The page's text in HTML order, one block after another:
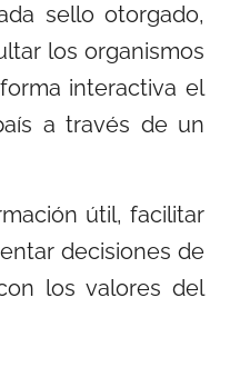
sello otorgado,
los organismos
interactiva el
a través de un
útil, facilitar
decisiones de
los valores del